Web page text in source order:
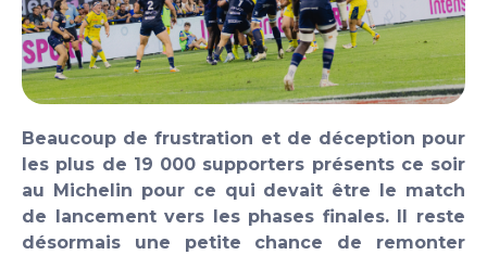
Beaucoup de frustration et de déception pour
les plus de 19 000 supporters présents ce soir
au Michelin pour ce qui devait être le match
de lancement vers les phases finales. Il reste
désormais une petite chance de remonter